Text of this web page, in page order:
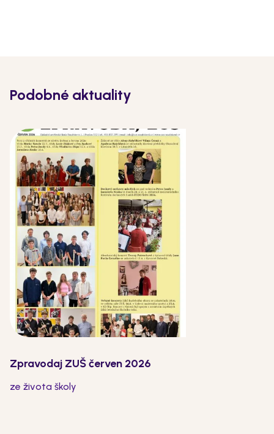
Podobné aktuality
Zpravodaj ZUŠ červen 2026
ze života školy